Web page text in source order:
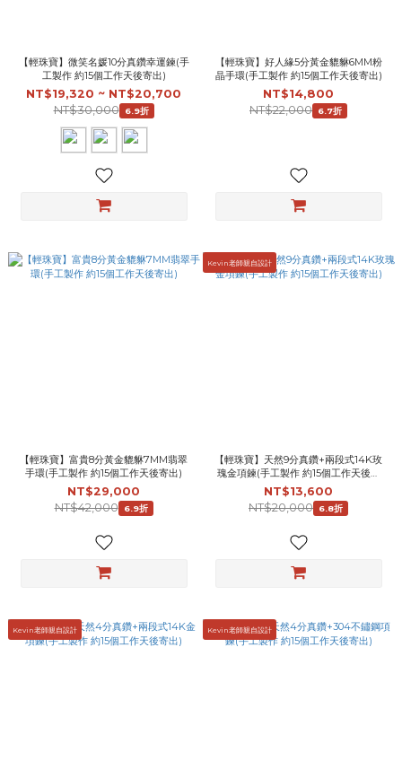
【輕珠寶】微笑名媛10分真鑽幸運鍊(手
工製作 約15個工作天後寄出)
NT$19,320 ~ NT$20,700
NT$30,000
6.9折
【輕珠寶】好人緣5分黃金貔貅6MM粉
晶手環(手工製作 約15個工作天後寄出)
NT$14,800
NT$22,000
6.7折
【輕珠寶】富貴8分黃金貔貅7MM翡翠
手環(手工製作 約15個工作天後寄出)
NT$29,000
NT$42,000
6.9折
Kevin老師親自設計
【輕珠寶】天然9分真鑽+兩段式14K玫
瑰金項鍊(手工製作 約15個工作天後寄
出)
NT$13,600
NT$20,000
6.8折
Kevin老師親自設計 Kevin老師親自設計